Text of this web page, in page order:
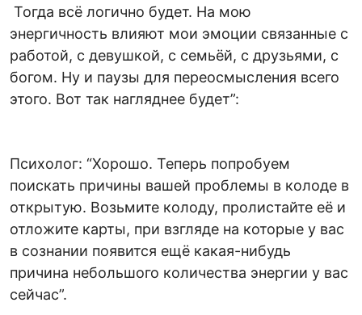
Тогда всё логично будет. На мою
энергичность влияют мои эмоции связанные с
работой, с девушкой, с семьёй, с друзьями, с
богом. Ну и паузы для переосмысления всего
этого. Вот так нагляднее будет”:
Психолог: “Хорошо. Теперь попробуем
поискать причины вашей проблемы в колоде в
открытую. Возьмите колоду, пролистайте её и
отложите карты, при взгляде на которые у вас
в сознании появится ещё какая-нибудь
причина небольшого количества энергии у вас
сейчас”.